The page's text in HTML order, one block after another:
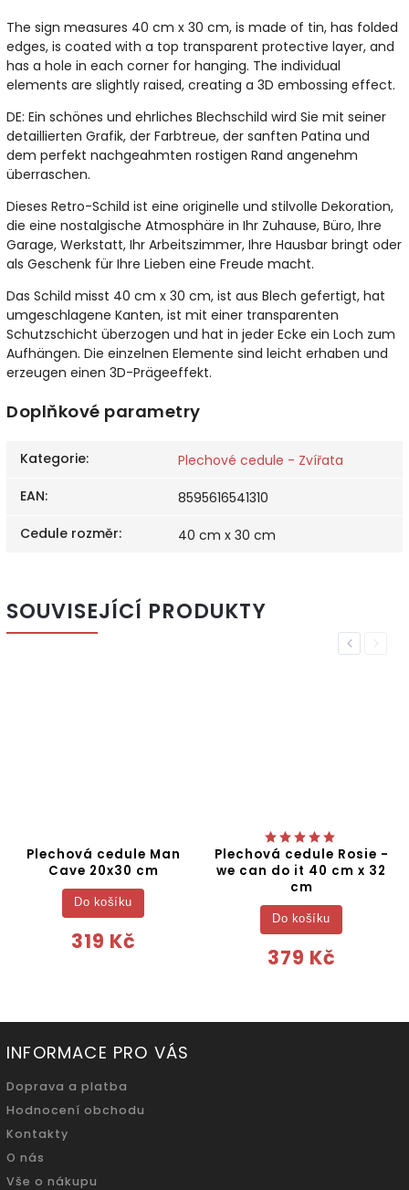
The sign measures 40 cm x 30 cm, is made of tin, has folded
edges, is coated with a top transparent protective layer, and
has a hole in each corner for hanging. The individual
elements are slightly raised, creating a 3D embossing effect.
DE: Ein schönes und ehrliches Blechschild wird Sie mit seiner
detaillierten Grafik, der Farbtreue, der sanften Patina und
dem perfekt nachgeahmten rostigen Rand angenehm
überraschen.
Dieses Retro-Schild ist eine originelle und stilvolle Dekoration,
die eine nostalgische Atmosphäre in Ihr Zuhause, Büro, Ihre
Garage, Werkstatt, Ihr Arbeitszimmer, Ihre Hausbar bringt oder
als Geschenk für Ihre Lieben eine Freude macht.
Das Schild misst 40 cm x 30 cm, ist aus Blech gefertigt, hat
umgeschlagene Kanten, ist mit einer transparenten
Schutzschicht überzogen und hat in jeder Ecke ein Loch zum
Aufhängen. Die einzelnen Elemente sind leicht erhaben und
erzeugen einen 3D-Prägeeffekt.
Doplňkové parametry
Kategorie:
Plechové cedule - Zvířata
EAN:
8595616541310
Cedule rozměr: 40 cm x 30 cm
SOUVISEJÍCÍ PRODUKTY
Previous
Plechová cedule Man
Cave 20x30 cm
319 Kč
Do košíku
Plechová cedule Rosie -
we can do it 40 cm x 32
cm
379 Kč
Do košíku
Next
INFORMACE PRO VÁS
Doprava a platba
Hodnocení obchodu
Kontakty
O nás
Vše o nákupu